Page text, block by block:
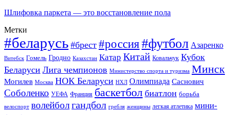
Шлифовка паркета — это восстановление пола
Метки
#беларусь #брест #россия#футбол Азаренко
Витебск Гомель Гродно Казахстан Катар Китай Ковальчук Кубок
Беларуси Лига чемпионов Министерство спорта и туризма Минск
Могилев Москва НОК Беларуси НХЛ Олимпиада Саснович
Соболенко УЕФА Франция баскетбол биатлон борьба
велоспорт волейболгандбол гребля женщины легкая атлетика мини-